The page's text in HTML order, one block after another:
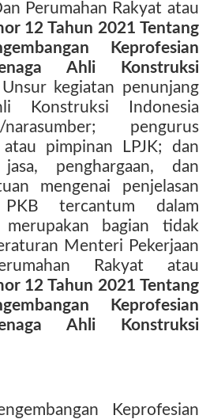
Perumahan Rakyat atau
12 Tahun 2021 Tentang
Keprofesian
Ahli Konstruksi
kegiatan penunjang
Konstruksi Indonesia
pengurus
pimpinan LPJK; dan
penghargaan, dan
mengenai penjelasan
tercantum dalam
bagian tidak
Menteri Pekerjaan
Rakyat atau
12 Tahun 2021 Tentang
Keprofesian
Ahli Konstruksi
Keprofesian